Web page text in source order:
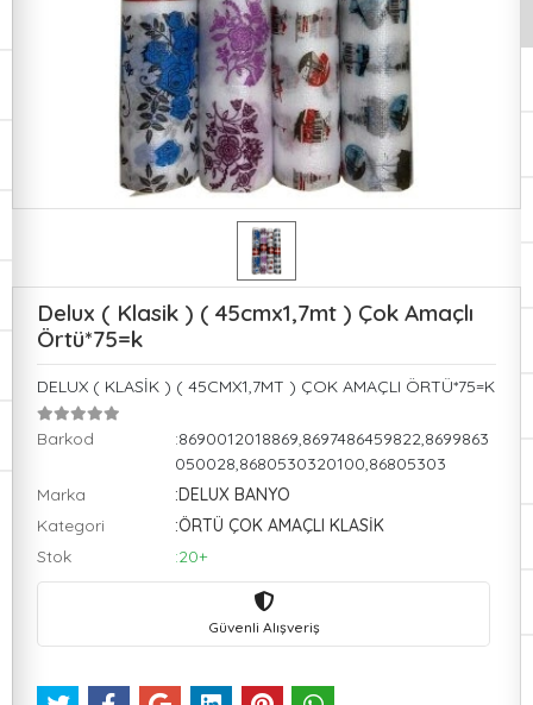
Delux ( Klasik ) ( 45cmx1,7mt ) Çok Amaçlı
Örtü*75=k
DELUX ( KLASİK ) ( 45CMX1,7MT ) ÇOK AMAÇLI ÖRTÜ*75=K
Barkod
:8690012018869,8697486459822,8699863
050028,8680530320100,86805303
Marka
:DELUX BANYO
Kategori
:ÖRTÜ ÇOK AMAÇLI KLASİK
Stok
:20+
Güvenli Alışveriş